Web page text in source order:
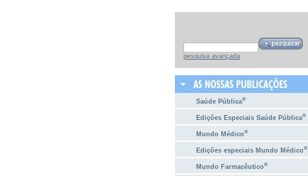
pesquisa avançada
Saúde Pública®
Edições Especiais Saúde Pública®
Mundo Médico®
Edições especiais Mundo Médico®
Mundo Farmacêutico®